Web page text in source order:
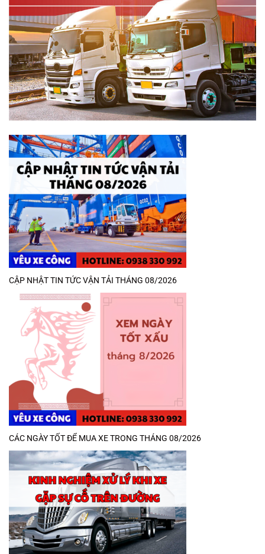
CẬP NHẬT TIN TỨC VẬN TẢI THÁNG 08/2026
CÁC NGÀY TỐT ĐỂ MUA XE TRONG THÁNG 08/2026